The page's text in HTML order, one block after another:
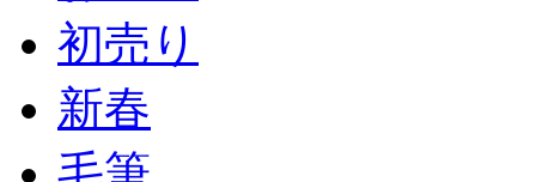
初売り
新春